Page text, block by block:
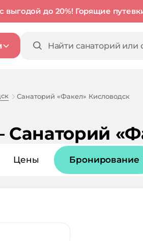
выгодой до 20%! Горящие
Санаторий «Факел» Кисловодск
Цены Бронирование